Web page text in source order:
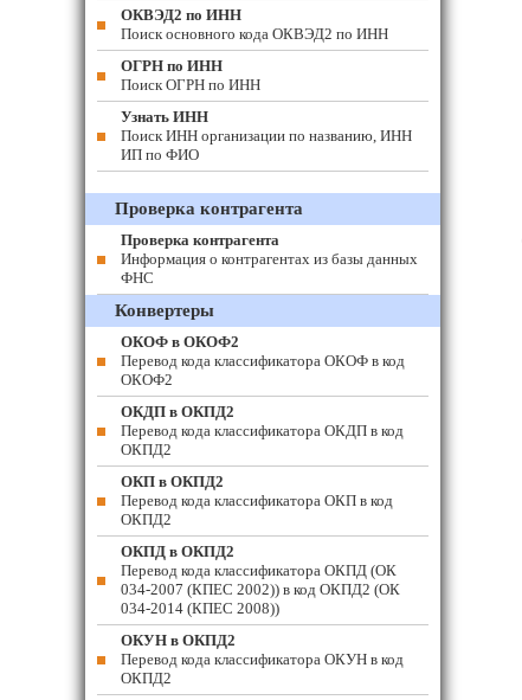
ОКВЭД2 по ИНН
Поиск основного кода ОКВЭД2 по ИНН
ОГРН по ИНН
Поиск ОГРН по ИНН
Узнать ИНН
Поиск ИНН организации по названию, ИНН
ИП по ФИО
Проверка контрагента
Проверка контрагента
Информация о контрагентах из базы данных
ФНС
Конвертеры
ОКОФ в ОКОФ2
Перевод кода классификатора ОКОФ в код
ОКОФ2
ОКДП в ОКПД2
Перевод кода классификатора ОКДП в код
ОКПД2
ОКП в ОКПД2
Перевод кода классификатора ОКП в код
ОКПД2
ОКПД в ОКПД2
Перевод кода классификатора ОКПД (ОК
034-2007 (КПЕС 2002)) в код ОКПД2 (ОК
034-2014 (КПЕС 2008))
ОКУН в ОКПД2
Перевод кода классификатора ОКУН в код
ОКПД2